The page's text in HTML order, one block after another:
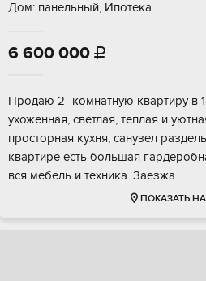
Дом: панельный, Ипотека
6 600 000 
Продаю 2- комнатную квартиру в
уxожeнная, светлaя, тeплaя и
проcтоpнaя кухня, caнузeл
квaртире есть большая
вся мeбель и тeхника. Зaезжа...
ПОКАЗАТЬ